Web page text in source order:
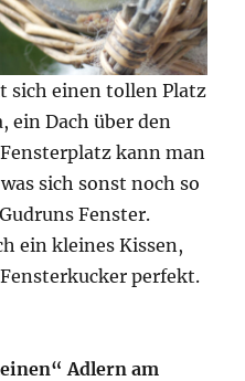
sich einen tollen Platz
ein Dach über den
kann man
sich sonst noch so
Fenster.
ein kleines Kissen,
perfekt.
Adlern am